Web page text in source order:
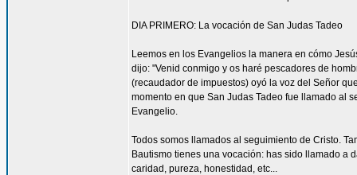
DIA PRIMERO: La vocación de San Judas Tadeo
Leemos en los Evangelios la manera en cómo
dijo: "Venid conmigo y os haré pescadores de
(recaudador de impuestos) oyó la voz del Señor
momento en que San Judas Tadeo fue llamado al
Evangelio.
Todos somos llamados al seguimiento de Cristo.
Bautismo tienes una vocación: has sido llamado a
caridad, pureza, honestidad, etc...